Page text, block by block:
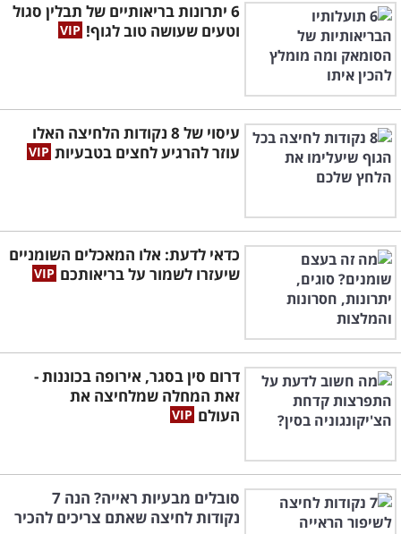
6 יתרונות בריאותיים של תבלין סגול
וטעים שעושה טוב לגוף!
עיסוי של 8 נקודות הלחיצה האלו
עוזר להרגיע לחצים בטבעיות
כדאי לדעת: אלו המאכלים השומניים
שיעזרו לשמור על בריאותכם
דרום סין בסגר, אירופה בכוננות -
זאת המחלה שמלחיצה את
העולם
סובלים מבעיות ראייה? הנה 7
נקודות לחיצה שאתם צריכים להכיר